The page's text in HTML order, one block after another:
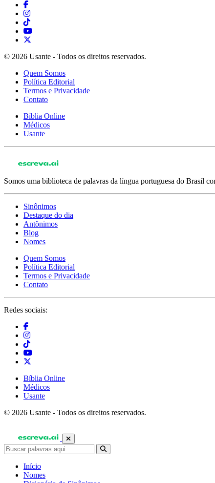
© 2026 Usante - Todos os direitos reservados.
Quem Somos
Política Editorial
Termos e Privacidade
Contato
Bíblia Online
Médicos
Usante
Somos uma biblioteca de palavras da língua portuguesa do Brasil
Sinônimos
Destaque do dia
Antônimos
Blog
Nomes
Quem Somos
Política Editorial
Termos e Privacidade
Contato
Redes sociais:
Bíblia Online
Médicos
Usante
© 2026 Usante - Todos os direitos reservados.
Início
Nomes